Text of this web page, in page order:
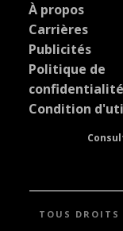
À propos
Carrières
Publicités
Politique de
confidentialité
Condition
TOUS DROITS